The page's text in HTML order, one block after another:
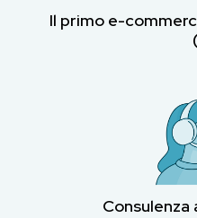
Il primo e-
Consulenza